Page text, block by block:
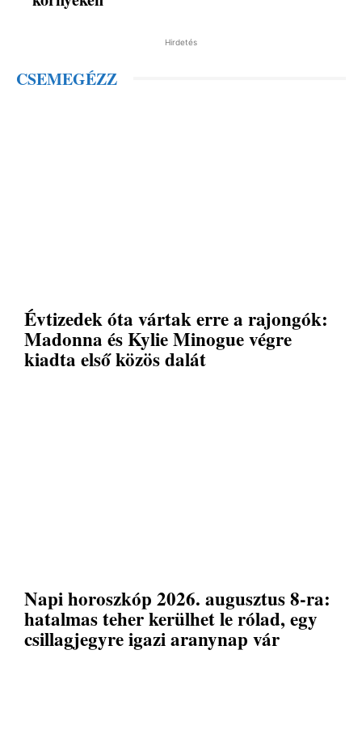
Hirdetés
CSEMEGÉZZ
Évtizedek óta vártak erre a rajongók:
Madonna és Kylie Minogue végre
kiadta első közös dalát
Napi horoszkóp 2026. augusztus 8-ra:
hatalmas teher kerülhet le rólad, egy
csillagjegyre igazi aranynap vár